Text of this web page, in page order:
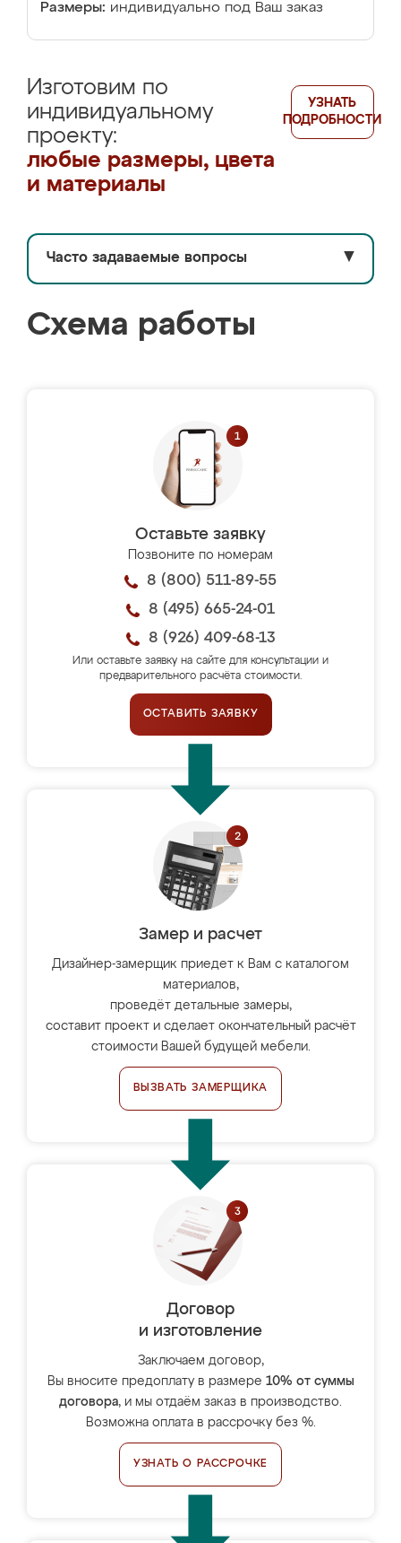
Размеры: индивидуально под Ваш заказ
Изготовим по
индивидуальному
проекту:
любые размеры, цвета
и материалы
УЗНАТЬ
ПОДРОБНОСТИ
Часто задаваемые вопросы ▼
Схема работы
Оставьте заявку
Позвоните по номерам
8 (800) 511-89-55
8 (495) 665-24-01
8 (926) 409-68-13
Или оставьте заявку на сайте для консультации и
предварительного расчёта стоимости.
ОСТАВИТЬ ЗАЯВКУ
Замер и расчет
Дизайнер-замерщик приедет к Вам с каталогом
материалов,
проведёт детальные замеры,
составит проект и сделает окончательный расчёт
стоимости Вашей будущей мебели.
ВЫЗВАТЬ ЗАМЕРЩИКА
Договор
и изготовление
Заключаем договор,
Вы вносите предоплату в размере 10% от суммы
договора, и мы отдаём заказ в производство.
Возможна оплата в рассрочку без %.
УЗНАТЬ О РАССРОЧКЕ